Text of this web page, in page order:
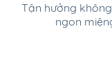
Tận hưởng
ngon